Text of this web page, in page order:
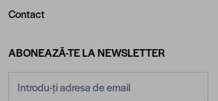
Contact
ABONEAZĂ-TE LA NEWSLETTER